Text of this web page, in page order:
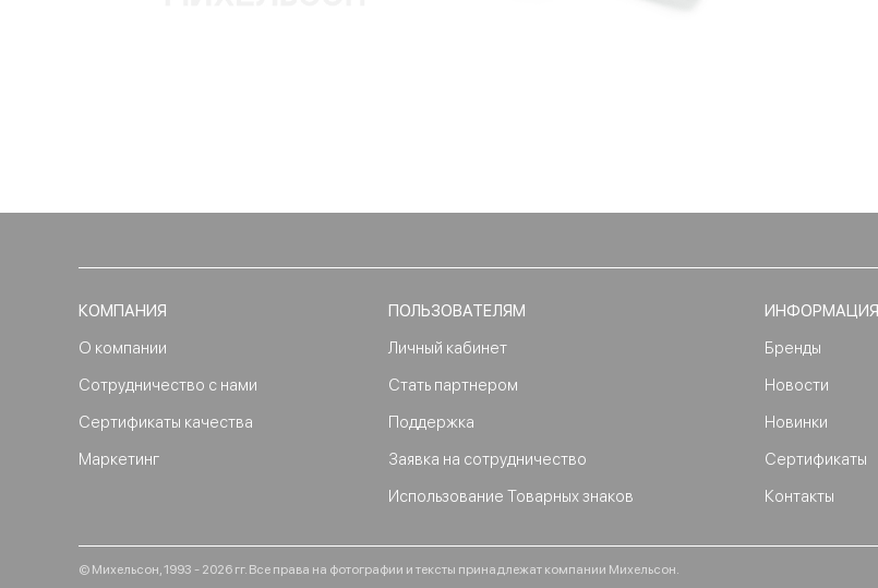
КОМПАНИЯ
О компании
Сотрудничество с нами
Сертификаты качества
Маркетинг
ПОЛЬЗОВАТЕЛЯМ
Личный кабинет
Стать партнером
Поддержка
Заявка на сотрудничество
Использование Товарных знаков
ИНФОРМАЦИЯ
Бренды
Новости
Новинки
Сертификаты
Контакты
© Михельсон, 1993 - 2026 гг. Все права на фотографии и тексты принадлежат компании Михельсон.